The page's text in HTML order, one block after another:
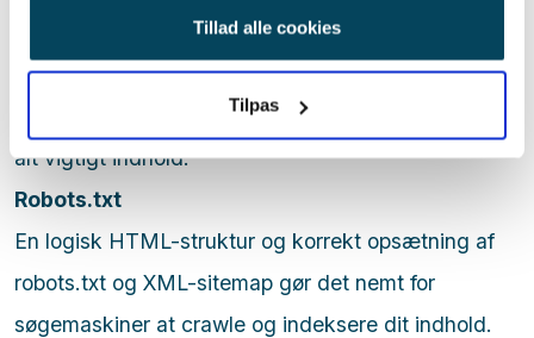
Tillad alle cookies
Tilpas
HTTP til HTTPS bør være standard.
XML sitemap
Et opdateret XML-sitemap guider søgemaskiner til
alt vigtigt indhold.
Robots.txt
En logisk HTML-struktur og korrekt opsætning af
robots.txt og XML-sitemap gør det nemt for
søgemaskiner at crawle og indeksere dit indhold.